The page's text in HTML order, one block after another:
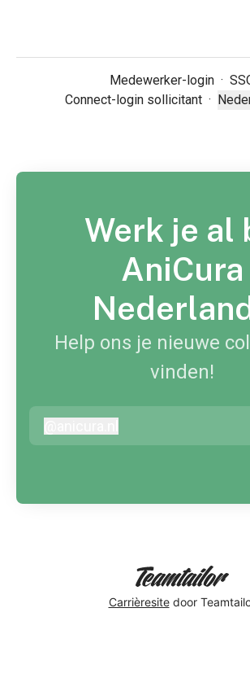
Medewerker-login ·
Connect-login sollicitant ·
Taal
Werk je al
AniCura
Help ons je nieuwe
vinden!
anicura.nl
Carrièresitedoor